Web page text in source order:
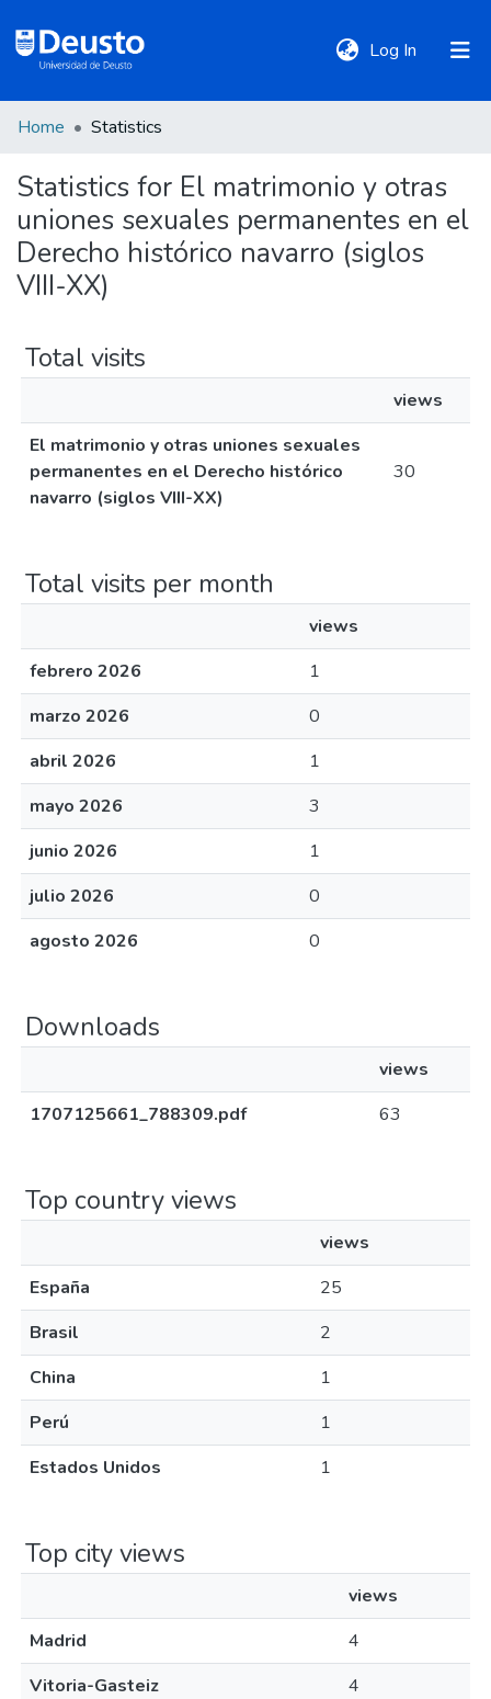
Log In (current)
Communities
&
Collections
Policies
Home Statistics
Statistics for El matrimonio y otras
uniones sexuales permanentes en el
Derecho histórico navarro (siglos
VIII-XX)
Total visits
views
El matrimonio y otras uniones sexuales
permanentes en el Derecho histórico
navarro (siglos VIII-XX)
30
Total visits per month
views
febrero 2026
1
marzo 2026
0
abril 2026
1
mayo 2026
3
junio 2026
1
julio 2026
0
agosto 2026
0
Downloads
views
1707125661_788309.pdf
63
Top country views
views
España
25
Brasil
2
China
1
Perú
1
Estados Unidos
1
Top city views
views
Madrid
4
Vitoria-Gasteiz
4